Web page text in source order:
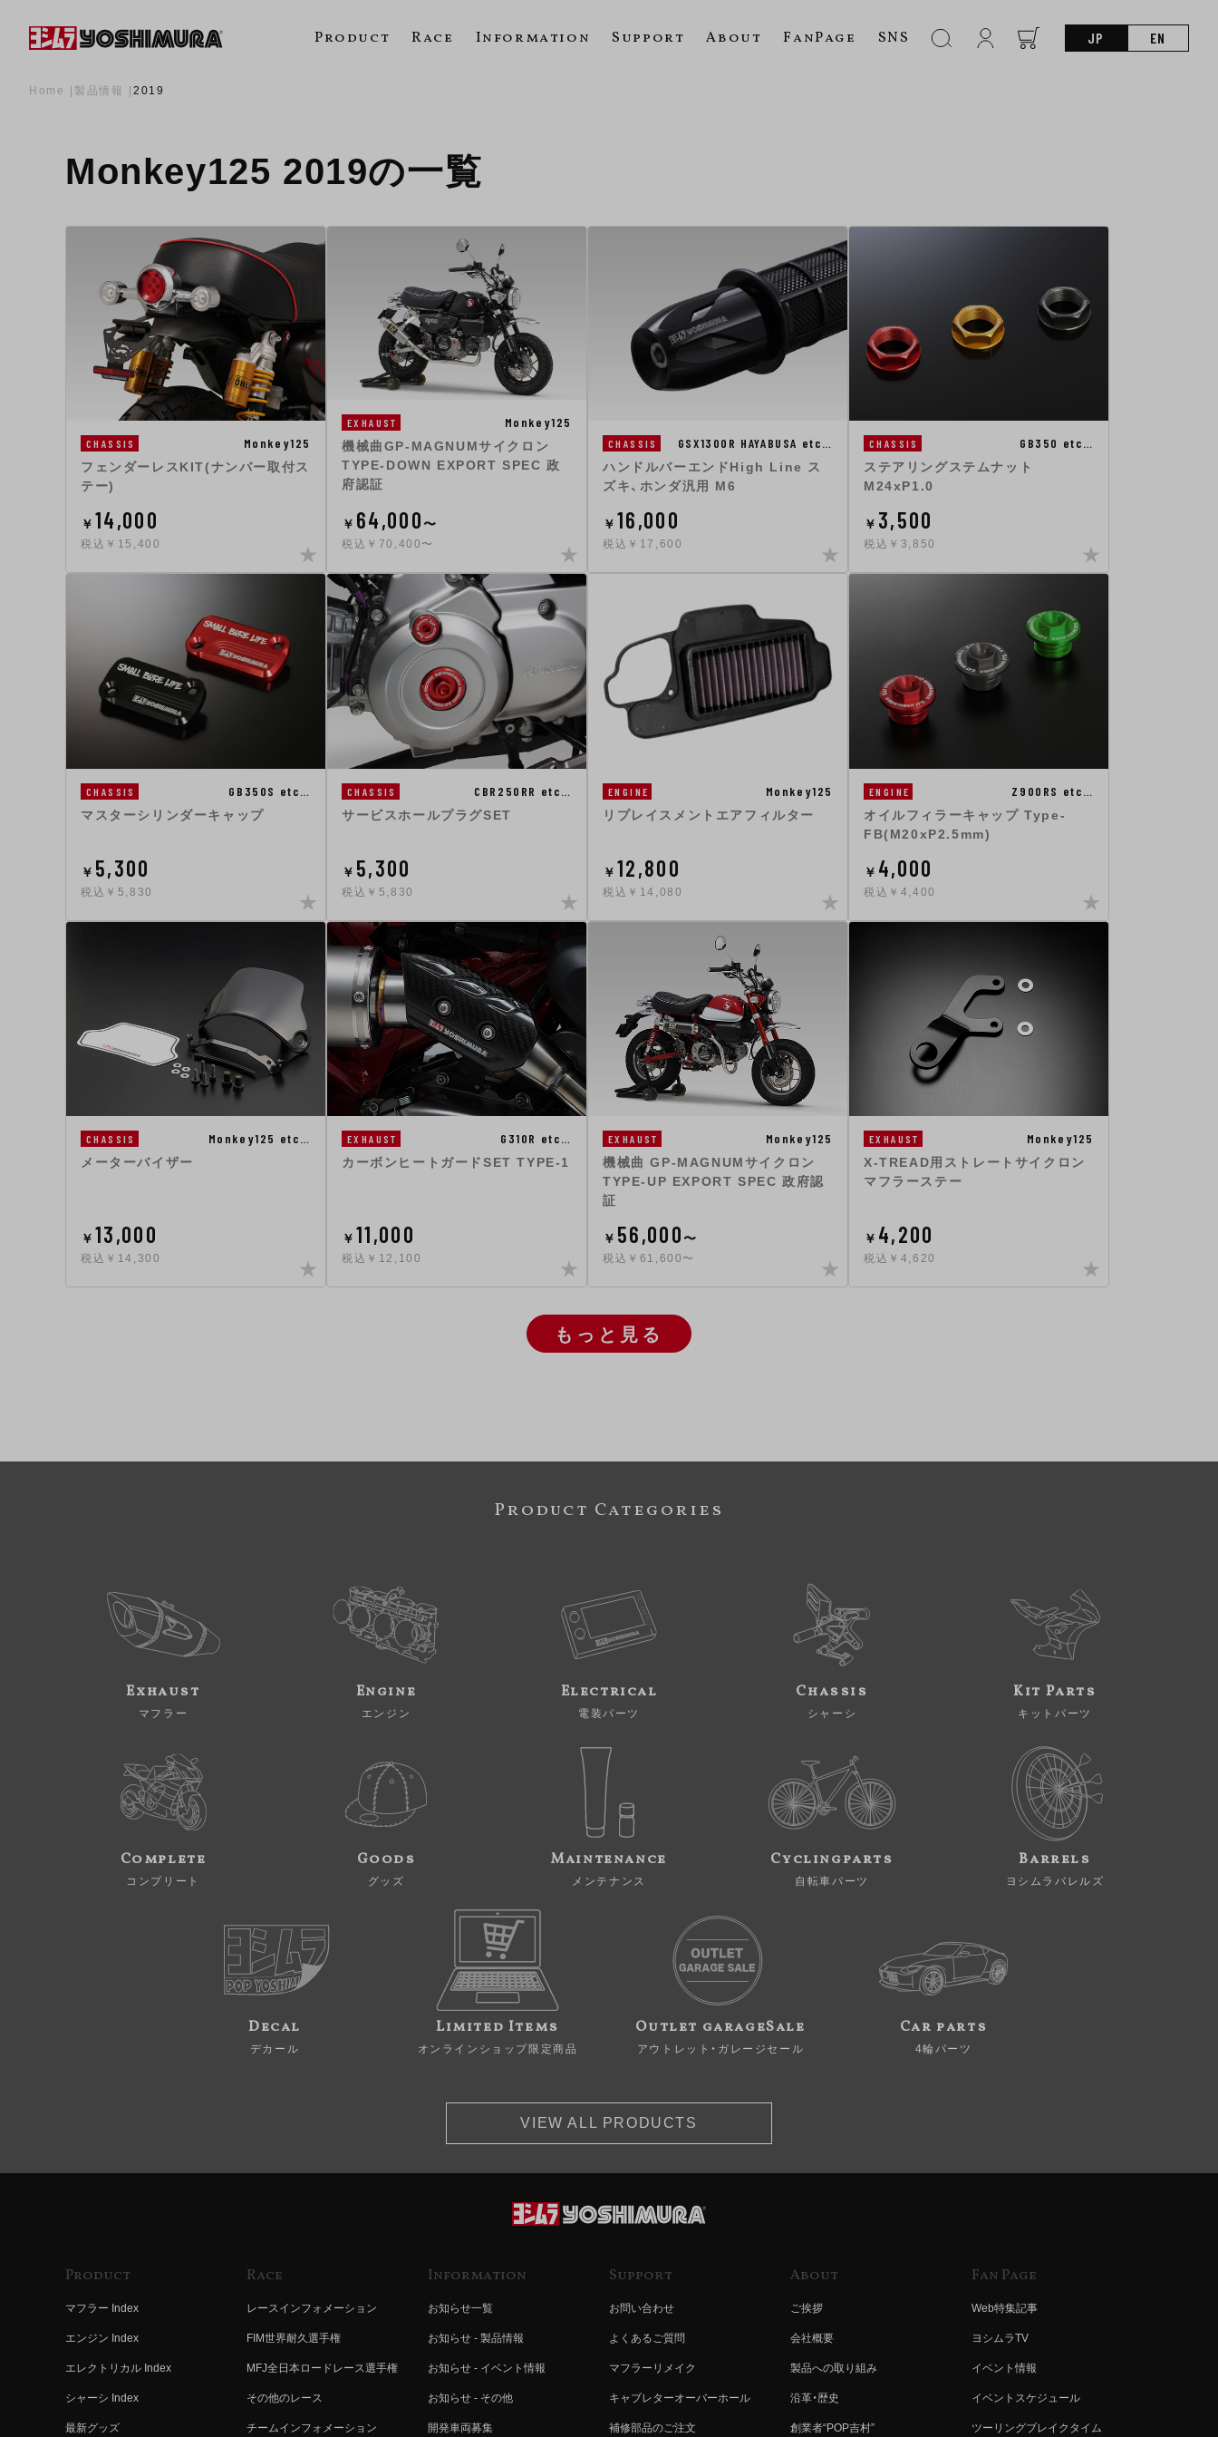
Product Race Information Support About FanPage SNS JP EN
Home 製品情報 2019
Monkey125 2019の一覧
CHASSIS Monkey125
フェンダーレスKIT(ナンバー取付ス
テー)
￥ 14,000
税込￥15,400
EXHAUST Monkey125
機械曲GP-MAGNUMサイクロン
TYPE-DOWN EXPORT SPEC 政
府認証
￥ 64,000〜
税込￥70,400〜
CHASSIS GSX1300R HAYABUSA etc…
ハンドルバーエンドHigh Line ス
ズキ、ホンダ汎用 M6
￥ 16,000
税込￥17,600
CHASSIS GB350 etc…
ステアリングステムナット
M24xP1.0
￥ 3,500
税込￥3,850
CHASSIS GB350S etc…
マスターシリンダーキャップ
￥ 5,300
税込￥5,830
CHASSIS CBR250RR etc…
サービスホールプラグSET
￥ 5,300
税込￥5,830
ENGINE Monkey125
リプレイスメントエアフィルター
￥ 12,800
税込￥14,080
ENGINE Z900RS etc…
オイルフィラーキャップ Type-
FB(M20xP2.5mm)
￥ 4,000
税込￥4,400
CHASSIS Monkey125 etc…
メーターバイザー
￥ 13,000
税込￥14,300
EXHAUST G310R etc…
カーボンヒートガードSET TYPE-1
￥ 11,000
税込￥12,100
EXHAUST Monkey125
機械曲 GP-MAGNUMサイクロン
TYPE-UP EXPORT SPEC 政府認
証
￥ 56,000〜
税込￥61,600〜
EXHAUST Monkey125
X-TREAD用ストレートサイクロン
マフラーステー
￥ 4,200
税込￥4,620
もっと見る
Product Categories
Exhaust
マフラー
Engine
エンジン
Electrical
電装パーツ
Chassis
シャーシ
Kit Parts
キットパーツ
Complete
コンプリート
Goods
グッズ
Maintenance
メンテナンス
Cyclingparts
自転車パーツ
Barrels
ヨシムラバレルズ
Decal
デカール
Limited Items
オンラインショップ限定商品
Outlet garageSale
アウトレット・ガレージセール
Car parts
4輪パーツ
VIEW ALL PRODUCTS
Product
マフラー Index
エンジン Index
エレクトリカル Index
シャーシ Index
最新グッズ
Race
レースインフォメーション
FIM世界耐久選手権
MFJ全日本ロードレース選手権
その他のレース
チームインフォメーション
Information
お知らせ一覧
お知らせ - 製品情報
お知らせ - イベント情報
お知らせ - その他
開発車両募集
Support
お問い合わせ
よくあるご質問
マフラーリメイク
キャブレターオーバーホール
補修部品のご注文
About
ご挨拶
会社概要
製品への取り組み
沿革・歴史
創業者“POP吉村”
Fan Page
Web特集記事
ヨシムラTV
イベント情報
イベントスケジュール
ツーリングブレイクタイム